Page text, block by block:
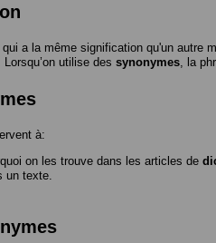
a la même signification qu'un autre
. Lorsqu’on utilise des synonymes , la
à:
on les trouve dans les articles de
un texte.